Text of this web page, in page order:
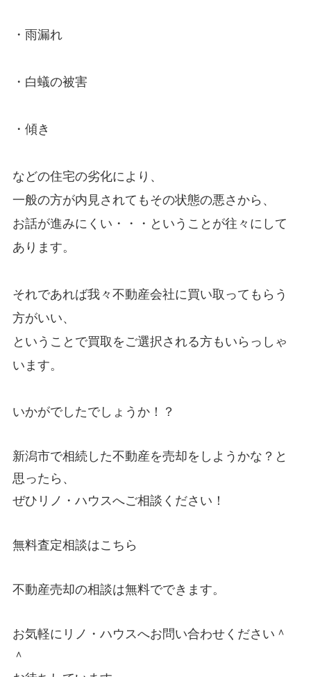
・雨漏れ
・白蟻の被害
・傾き
などの住宅の劣化により、
一般の方が内見されてもその状態の悪さから、
お話が進みにくい・・・ということが往々にして
あります。
それであれば我々不動産会社に買い取ってもらう
方がいい、
ということで買取をご選択される方もいらっしゃ
います。
いかがでしたでしょうか！？
新潟市で相続した不動産を売却をしようかな？と
思ったら、
ぜひ リノ・ハウスへご相談ください！
無料査定相談はこちら
不動産売却の相談は無料でできます。
お気軽に リノ・ハウスへお問い合わせください＾
＾